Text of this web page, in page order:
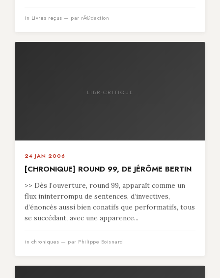
in Livres reçus — par rÃ©daction
LIBR-CRITIQUE
24 JAN 2006
[CHRONIQUE] ROUND 99, DE JÉRÔME BERTIN
>> Dès l’ouverture, round 99, apparaît comme un
flux ininterrompu de sentences, d’invectives,
d’énoncés aussi bien conatifs que performatifs, tous
se succédant, avec une apparence...
in chroniques — par Philippe Boisnard